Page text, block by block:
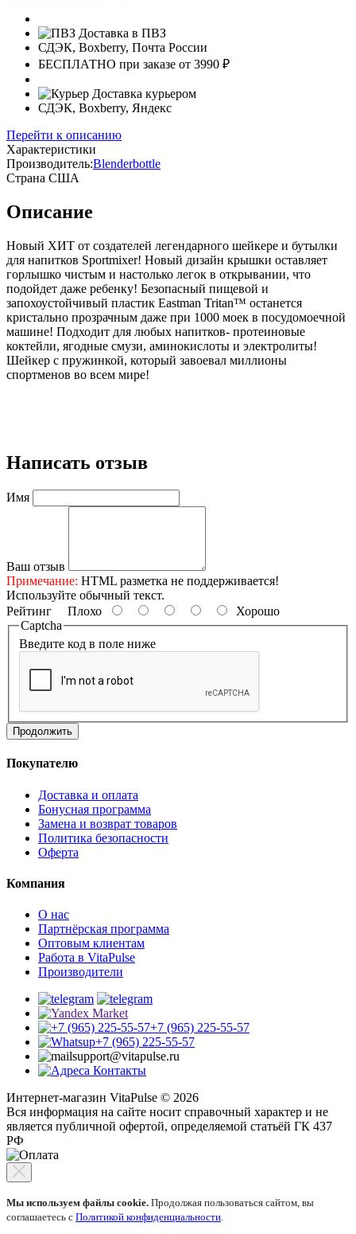
Доставка в ПВЗ
СДЭК, Boxberry, Почта России
БЕСПЛАТНО при заказе от 3990 ₽
Доставка курьером
СДЭК, Boxberry, Яндекс
Перейти к описанию
Характеристики
Производитель:Blenderbottle
Страна США
Описание
Новый ХИТ от создателей легендарного шейкере и бутылки
для напитков Sportmixer! Новый дизайн крышки оставляет
горлышко чистым и настолько легок в открывании, что
подойдет даже ребенку! Безопасный пищевой и
запохоустойчивый пластик Eastman Tritan™ останется
кристально прозрачным даже при 1000 моек в посудомоечной
машине! Подходит для любых напитков- протеиновые
коктейли, ягодные смузи, аминокислоты и электролиты!
Шейкер с пружинкой, который завоевал миллионы
спортменов во всем мире!
Написать отзыв
Имя
Ваш отзыв
Примечание: HTML разметка не поддерживается!
Используйте обычный текст.
Рейтинг Плохо
Хорошо
Captcha
Введите код в поле ниже
Продолжить
Покупателю
Доставка и оплата
Бонусная программа
Замена и возврат товаров
Политика безопасности
Оферта
Компания
О нас
Партнёрская программа
Оптовым клиентам
Работа в VitaPulse
Производители
+7 (965) 225-55-57
+7 (965) 225-55-57
support@vitapulse.ru
Контакты
Интернет-магазин VitaPulse © 2026
Вся информация на сайте носит справочный характер и не
является публичной офертой, определяемой статьёй ГК 437
РФ
Мы используем файлы cookie. Продолжая пользоваться сайтом, вы
соглашаетесь с Политикой конфиденциальности.